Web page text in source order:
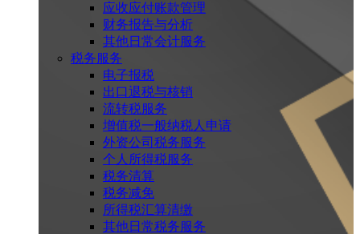
应收应付账款管理
财务报告与分析
其他日常会计服务
税务服务
电子报税
出口退税与核销
流转税服务
增值税一般纳税人申请
外资公司税务服务
个人所得税服务
税务清算
税务减免
所得税汇算清缴
其他日常税务服务